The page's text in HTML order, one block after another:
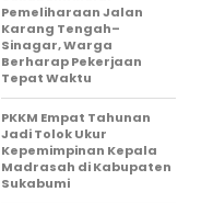
Pemeliharaan Jalan
Karang Tengah–
Sinagar, Warga
Berharap Pekerjaan
Tepat Waktu
PKKM Empat Tahunan
Jadi Tolok Ukur
Kepemimpinan Kepala
Madrasah di Kabupaten
Sukabumi